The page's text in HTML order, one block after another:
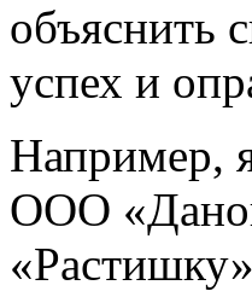
объяснить
успех и
Например,
ООО